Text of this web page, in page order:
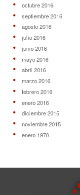
octubre 2016
septiembre 2016
agosto 2016
julio 2016
junio 2016
mayo 2016
abril 2016
marzo 2016
febrero 2016
enero 2016
diciembre 2015
noviembre 2015
enero 1970